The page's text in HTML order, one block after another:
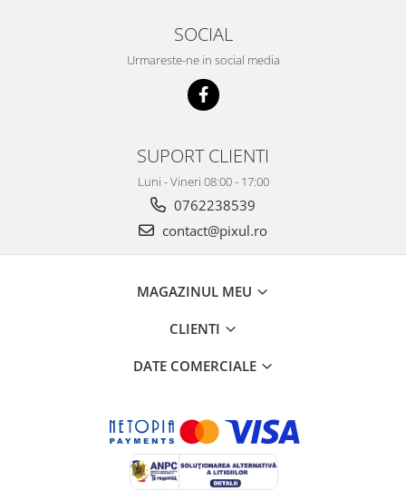
SOCIAL
Urmareste-ne in social media
SUPORT CLIENTI
Luni - Vineri 08:00 - 17:00
0762238539
contact@pixul.ro
MAGAZINUL MEU
CLIENTI
DATE COMERCIALE